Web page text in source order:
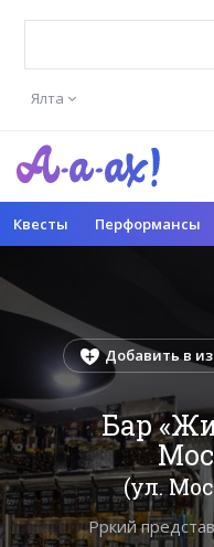
Ялта
Квесты Перформансы
Добавить в
Бар
(ул.
Рркий